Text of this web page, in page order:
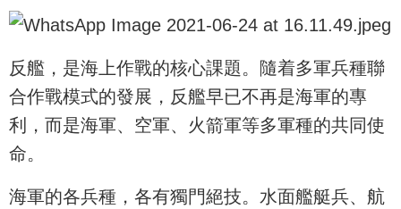
反艦，是海上作戰的核心課題。隨着多軍兵種聯
合作戰模式的發展，反艦早已不再是海軍的專
利，而是海軍、空軍、火箭軍等多軍種的共同使
命。
海軍的各兵種，各有獨門絕技。水面艦艇兵、航